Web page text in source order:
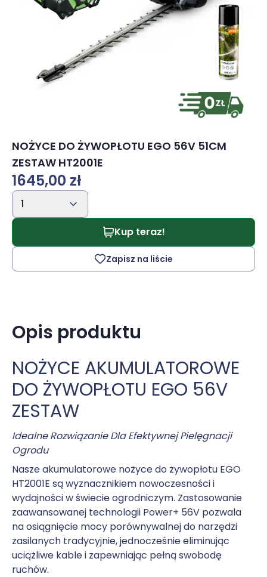
NOŻYCE DO ŻYWOPŁOTU EGO 56V 51CM
ZESTAW HT2001E
1645,00 zł
1
Kup teraz!
Zapisz na liście
Opis produktu
NOŻYCE AKUMULATOROWE
DO ŻYWOPŁOTU EGO 56V
ZESTAW
Idealne Rozwiązanie Dla Efektywnej Pielęgnacji
Ogrodu
Nasze akumulatorowe nożyce do żywopłotu EGO
HT2001E są wyznacznikiem nowoczesności i
wydajności w świecie ogrodniczym. Zastosowanie
zaawansowanej technologii Power+ 56V pozwala
na osiągnięcie mocy porównywalnej do narzędzi
zasilanych tradycyjnie, jednocześnie eliminując
uciążliwe kable i zapewniając pełną swobodę
ruchów.